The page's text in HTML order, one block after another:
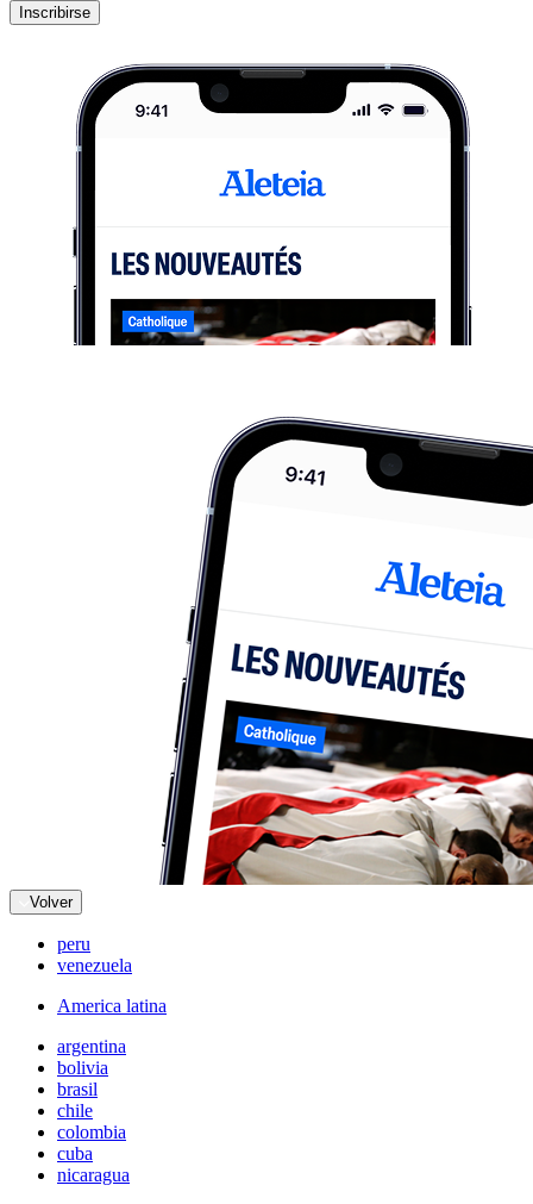
Inscribirse
Volver
peru
venezuela
America latina
argentina
bolivia
brasil
chile
colombia
cuba
nicaragua